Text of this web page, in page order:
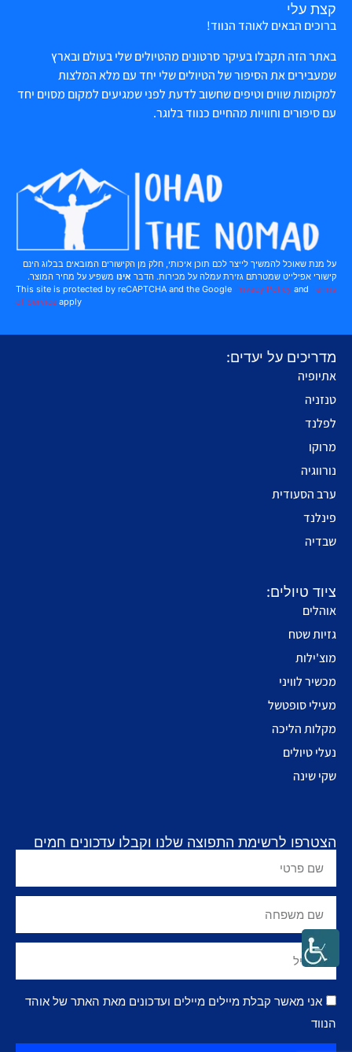
קצת עלי
ברוכים הבאים לאוהד הנווד!
באתר הזה תקבלו בעיקר סרטונים מהטיולים שלי בעולם ובארץ
שמעבירים את הסיפור של הטיולים שלי יחד עם מלא המלצות
למקומות שווים וטיפים שחשוב לדעת לפני שמגיעים למקום מסוים יחד
עם סיפורים וחוויות מהחיים כנווד בלוגר.
על מנת שאוכל להמשיך לייצר לכם תוכן איכותי, חלק מן הקישורים המובאים בבלוג הינם
קישורי אפילייט שמטרתם גזירת עמלה על מכירות. הדבר אינו משפיע על מחיר המוצר.
This site is protected by reCAPTCHA and the Google Privacy Policy and Terms
of Service apply
מדריכים על יעדים:
אתיופיה
טנזניה
לפלנד
מרוקו
נורווגיה
ערב הסעודית
פינלנד
שבדיה
ציוד טיולים:
אוהלים
גזיות שטח
מוצ'ילות
מכשיר לוויני
מעילי סופטשל
מקלות הליכה
נעלי טיולים
שקי שינה
הצטרפו לרשימת התפוצה שלנו וקבלו עדכונים חמים
אני מאשר קבלת מיילים מיילים ועדכונים מאת האתר של אוהד
הנווד